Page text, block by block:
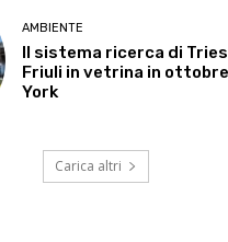
AMBIENTE
Il sistema ricerca di
Friuli in vetrina in ottobre
York
Carica altri